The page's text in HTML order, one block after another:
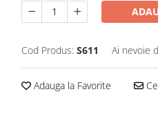
Cod Produs: S611 Ai nevoie
Adauga la Favorite